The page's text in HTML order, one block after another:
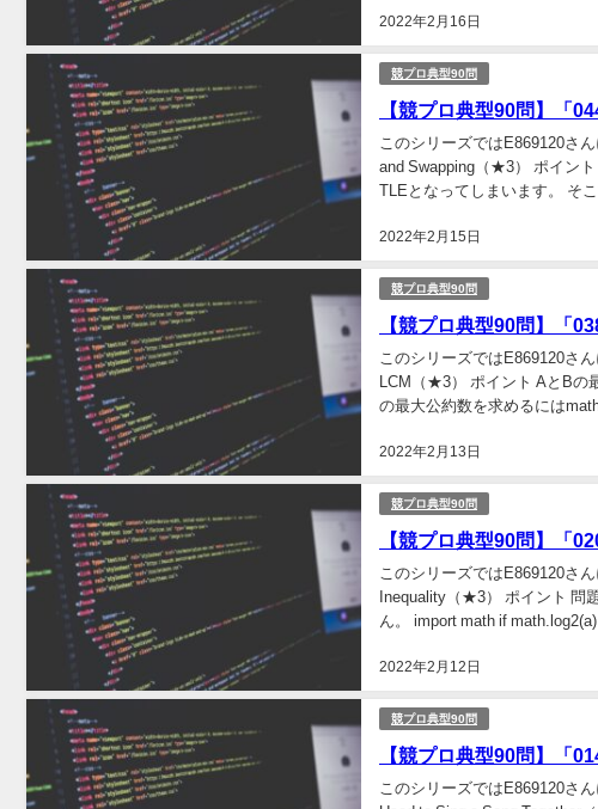
2022年2月16日
競プロ典型90問
【競プロ典型90問】「
2022年2月15日
このシリーズではE869120さ
and Swapping（★3） ポイン
TLEとなってしまいます。 そ
競プロ典型90問
【競プロ典型90問】「
2022年2月13日
このシリーズではE869120さ
LCM（★3） ポイント AとBの
の最大公約数を求めるには
競プロ典型90問
【競プロ典型90問】「
2022年2月12日
このシリーズではE869120さ
Inequality（★3） ポイント 問
ん。 import math if math.log2(a)
競プロ典型90問
【競プロ典型90問】「
このシリーズではE869120さ